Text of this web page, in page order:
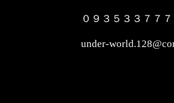
０９３５３３７７７
under-